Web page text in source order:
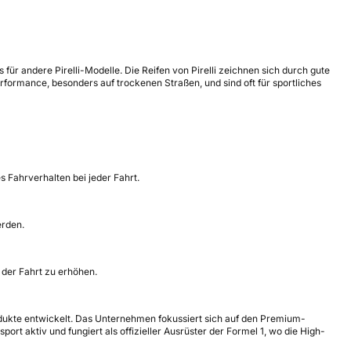
andere Pirelli-Modelle. Die Reifen von Pirelli zeichnen sich durch gute
besonders auf trockenen Straßen, und sind oft für sportliches
Fahrverhalten bei jeder Fahrt.
Fahrt zu erhöhen.
entwickelt. Das Unternehmen fokussiert sich auf den Premium-
aktiv und fungiert als offizieller Ausrüster der Formel 1, wo die High-